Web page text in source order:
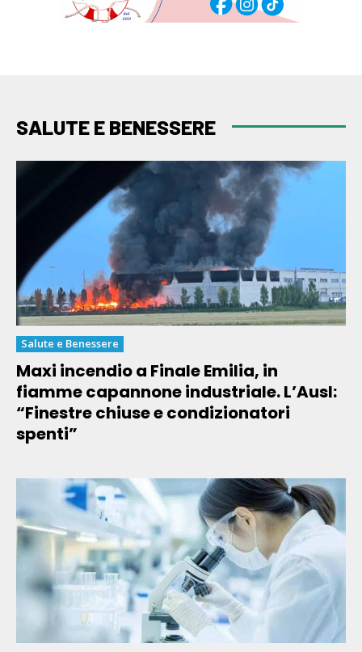
SALUTE E BENESSERE
Salute e Benessere
Maxi incendio a Finale Emilia, in
fiamme capannone industriale. L’Ausl:
“Finestre chiuse e condizionatori
spenti”